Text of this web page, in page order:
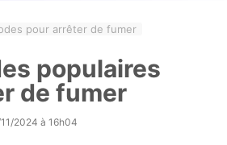
pour arrêter de fumer
populaires
de fumer
2024 à 16h04